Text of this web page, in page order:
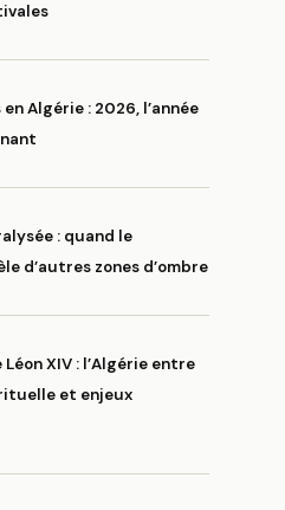
Algérie : 2026, l’année
: quand le
d’autres zones d’ombre
XIV : l’Algérie entre
et enjeux